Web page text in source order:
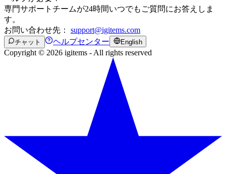
専門サポートチームが24時間いつでもご質問にお答えしま
す。
お問い合わせ先： support@igitems.com
チャット ヘルプセンター English
Copyright © 2026 igitems - All rights reserved